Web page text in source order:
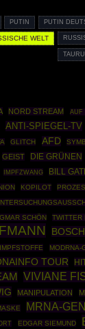
PUTIN PUTIN
WELT
NORD STREAM AUF
ANTI-SPIEGEL-TV
GLITCH AFD
GEIST DIE GRÜNEN
IMPFZWANG BILL
KOPILOT
SCHÖN TWITTER
IMPFSTOFFE MODRNA-
TOUR
VIVIANE
MANIPULATION
MRNA-
EDGAR SIEMUND